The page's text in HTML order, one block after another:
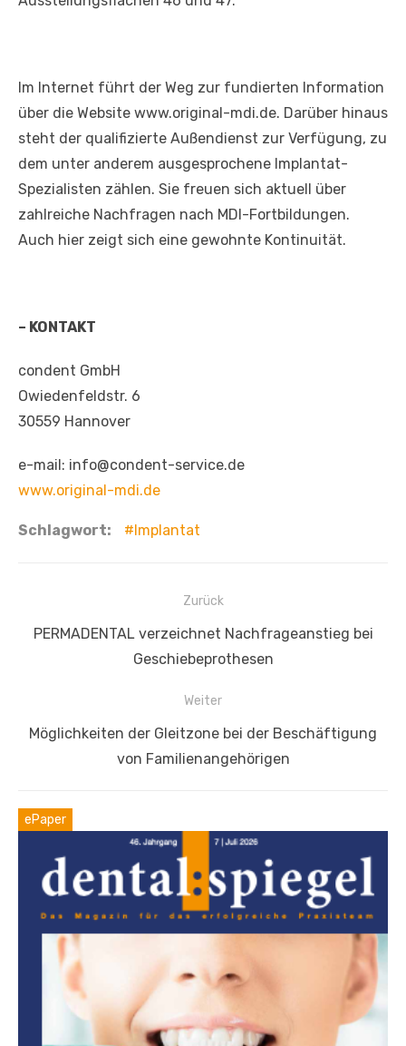
Im Internet führt der Weg zur fundierten Information
über die Website www.original-mdi.de. Darüber hinaus
steht der qualifizierte Außendienst zur Verfügung, zu
dem unter anderem ausgesprochene Implantat-
Spezialisten zählen. Sie freuen sich aktuell über
zahlreiche Nachfragen nach MDI-Fortbildungen.
Auch hier zeigt sich eine gewohnte Kontinuität.
– KONTAKT
condent GmbH
Owiedenfeldstr. 6
30559 Hannover
e-mail: info@condent-service.de
www.original-mdi.de
Schlagwort: Implantat
Beitragsnavigation
Zurück
Vorheriger
PERMADENTAL verzeichnet Nachfrageanstieg bei
Geschiebeprothesen
Weiter
Nächster
Möglichkeiten der Gleitzone bei der Beschäftigung
von Familienangehörigen
ePaper